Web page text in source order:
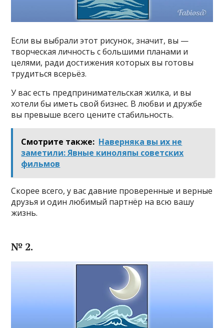
Если вы выбрали этот рисунок, значит, вы —
творческая личность с большими планами и
целями, ради достижения которых вы готовы
трудиться всерьёз.
У вас есть предпринимательская жилка, и вы
хотели бы иметь свой бизнес. В любви и дружбе
вы превыше всего цените стабильность.
Смотрите также: Наверняка вы их не
заметили: Явные киноляпы советских
фильмов
Скорее всего, у вас давние проверенные и верные
друзья и один любимый партнёр на всю вашу
жизнь.
№ 2.